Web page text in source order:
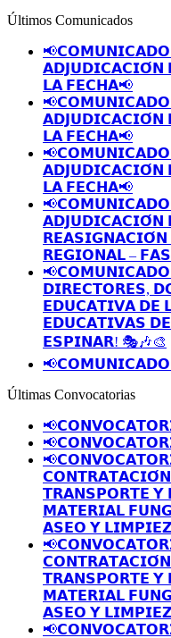
Últimos Comunicados
📢𝗖𝗢𝗠𝗨𝗡𝗜𝗖𝗔𝗗𝗢
𝗔𝗗𝗝𝗨𝗗𝗜𝗖𝗔𝗖𝗜𝗢́𝗡
𝗟𝗔 𝗙𝗘𝗖𝗛𝗔📢
📢𝗖𝗢𝗠𝗨𝗡𝗜𝗖𝗔𝗗𝗢
𝗔𝗗𝗝𝗨𝗗𝗜𝗖𝗔𝗖𝗜𝗢́𝗡
𝗟𝗔 𝗙𝗘𝗖𝗛𝗔📢
📢𝗖𝗢𝗠𝗨𝗡𝗜𝗖𝗔𝗗𝗢
𝗔𝗗𝗝𝗨𝗗𝗜𝗖𝗔𝗖𝗜𝗢́𝗡
𝗟𝗔 𝗙𝗘𝗖𝗛𝗔📢
📢𝗖𝗢𝗠𝗨𝗡𝗜𝗖𝗔𝗗𝗢
𝗔𝗗𝗝𝗨𝗗𝗜𝗖𝗔𝗖𝗜𝗢́𝗡
𝗥𝗘𝗚𝗜𝗢𝗡𝗔𝗟 –
📢𝗖𝗢𝗠𝗨𝗡𝗜𝗖𝗔𝗗𝗢
𝗗𝗜𝗥𝗘𝗖𝗧𝗢𝗥𝗘𝗦,
𝗘𝗗𝗨𝗖𝗔𝗧𝗜𝗩𝗔 𝗗𝗘
𝗘𝗗𝗨𝗖𝗔𝗧𝗜𝗩𝗔𝗦
𝗘𝗦𝗣𝗜𝗡𝗔𝗥! 🎭🎶🎨
📢𝗖𝗢𝗠𝗨𝗡𝗜𝗖𝗔𝗗𝗢
Últimas Convocatorias
𝗖𝗢𝗡𝗧𝗥𝗔𝗧𝗔𝗖𝗜𝗢́𝗡
𝗧𝗥𝗔𝗡𝗦𝗣𝗢𝗥𝗧𝗘 𝗬
𝗠𝗔𝗧𝗘𝗥𝗜𝗔𝗟
𝗔𝗦𝗘𝗢 𝗬
𝗖𝗢𝗡𝗧𝗥𝗔𝗧𝗔𝗖𝗜𝗢́𝗡
𝗧𝗥𝗔𝗡𝗦𝗣𝗢𝗥𝗧𝗘 𝗬
𝗠𝗔𝗧𝗘𝗥𝗜𝗔𝗟
𝗔𝗦𝗘𝗢 𝗬